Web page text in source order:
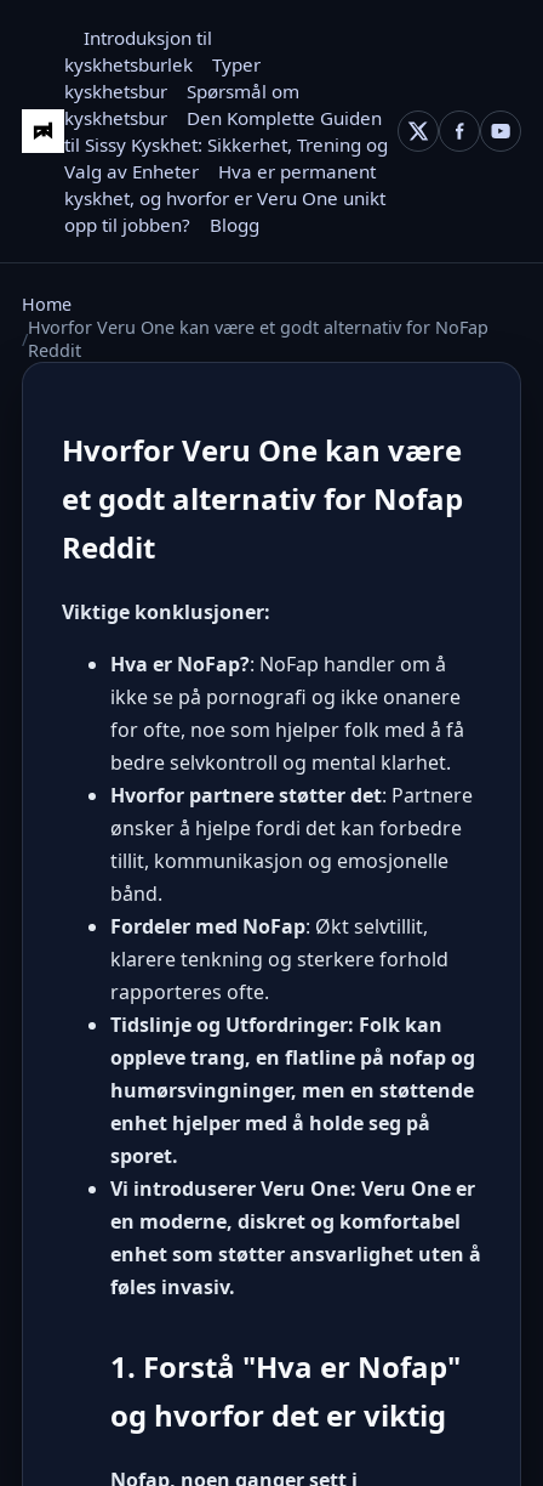
Introduksjon til
kyskhetsburlek
Typer
kyskhetsbur
Spørsmål om
kyskhetsbur
Den Komplette Guiden
til Sissy Kyskhet: Sikkerhet, Trening og
Valg av Enheter
Hva er permanent
kyskhet, og hvorfor er Veru One unikt
opp til jobben?
Blogg
Home
Hvorfor Veru One kan være et godt alternativ for NoFap
Reddit
Hvorfor Veru One kan være
et godt alternativ for Nofap
Reddit
Viktige konklusjoner:
Hva er NoFap?: NoFap handler om å
ikke se på pornografi og ikke onanere
for ofte, noe som hjelper folk med å få
bedre selvkontroll og mental klarhet.
Hvorfor partnere støtter det: Partnere
ønsker å hjelpe fordi det kan forbedre
tillit, kommunikasjon og emosjonelle
bånd.
Fordeler med NoFap: Økt selvtillit,
klarere tenkning og sterkere forhold
rapporteres ofte.
Tidslinje og Utfordringer: Folk kan
oppleve trang, en flatline på nofap og
humørsvingninger, men en støttende
enhet hjelper med å holde seg på
sporet.
Vi introduserer Veru One: Veru One er
en moderne, diskret og komfortabel
enhet som støtter ansvarlighet uten å
føles invasiv.
1. Forstå "Hva er Nofap"
og hvorfor det er viktig
Nofap, noen ganger sett i